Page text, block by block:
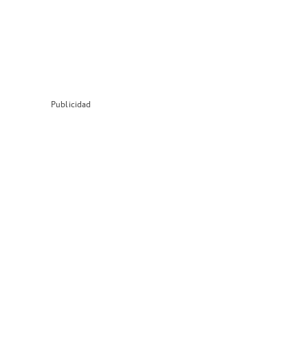
Publicidad